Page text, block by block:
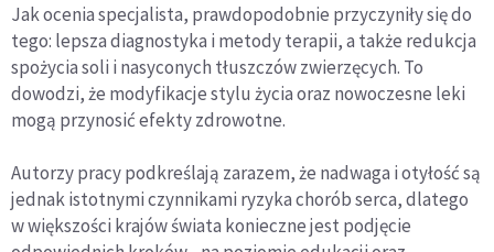
Jak ocenia specjalista, prawdopodobnie przyczyniły się do
tego: lepsza diagnostyka i metody terapii, a także redukcja
spożycia soli i nasyconych tłuszczów zwierzęcych. To
dowodzi, że modyfikacje stylu życia oraz nowoczesne leki
mogą przynosić efekty zdrowotne.
Autorzy pracy podkreślają zarazem, że nadwaga i otyłość są
jednak istotnymi czynnikami ryzyka chorób serca, dlatego
w większości krajów świata konieczne jest podjęcie